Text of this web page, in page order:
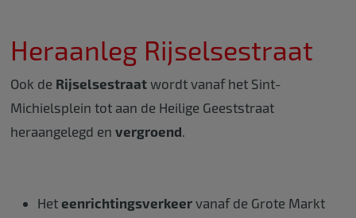
Heraanleg Rijselsestraat
Ook de Rijselsestraat wordt vanaf het Sint-
Michielsplein tot aan de Heilige Geeststraat
heraangelegd en vergroend.
Het eenrichtingsverkeer vanaf de Grote Markt